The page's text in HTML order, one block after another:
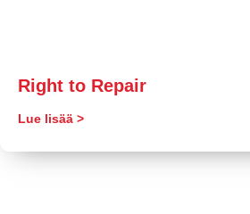
Right to Repair
Lue lisää >